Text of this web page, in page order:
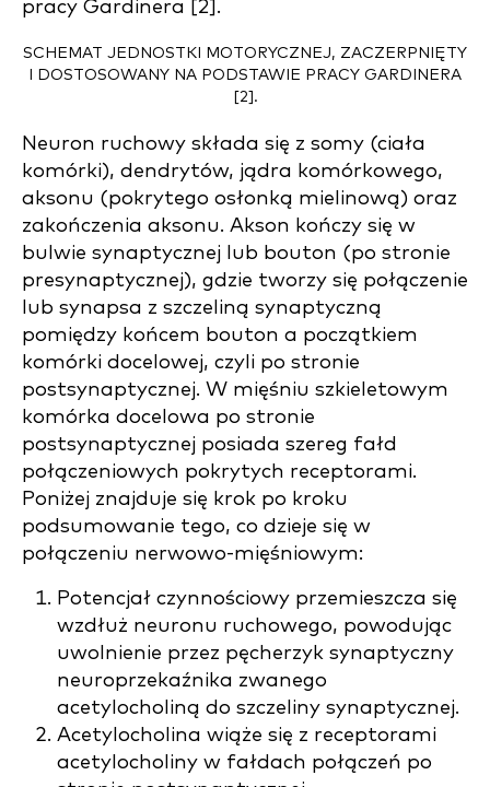
SCHEMAT JEDNOSTKI MOTORYCZNEJ, ZACZERPNIĘTY
I DOSTOSOWANY NA PODSTAWIE PRACY GARDINERA
[2].
Neuron ruchowy składa się z somy (ciała
komórki), dendrytów, jądra komórkowego,
aksonu (pokrytego osłonką mielinową) oraz
zakończenia aksonu. Akson kończy się w
bulwie synaptycznej lub bouton (po stronie
presynaptycznej), gdzie tworzy się połączenie
lub synapsa z szczeliną synaptyczną
pomiędzy końcem bouton a początkiem
komórki docelowej, czyli po stronie
postsynaptycznej. W mięśniu szkieletowym
komórka docelowa po stronie
postsynaptycznej posiada szereg fałd
połączeniowych pokrytych receptorami.
Poniżej znajduje się krok po kroku
podsumowanie tego, co dzieje się w
połączeniu nerwowo-mięśniowym:
Potencjał czynnościowy przemieszcza się
wzdłuż neuronu ruchowego, powodując
uwolnienie przez pęcherzyk synaptyczny
neuroprzekaźnika zwanego
acetylocholiną do szczeliny synaptycznej.
Acetylocholina wiąże się z receptorami
acetylocholiny w fałdach połączeń po